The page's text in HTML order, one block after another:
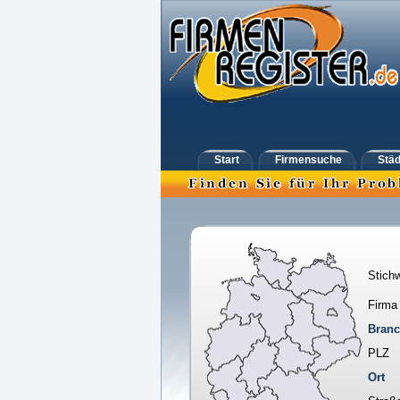
Start Firmensuche
Firma
PLZ
Ort